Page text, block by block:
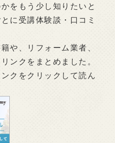
をもう少し知りたいと
に受講体験談・口コミ
や、リフォーム業者、
ンクをまとめました。
クをクリックして読ん